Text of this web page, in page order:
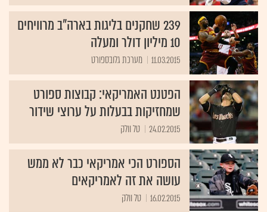
239 שחקנים בליגות בארה"ב מרוויחים
10 מיליון דולר ומעלה
11.03.2015 מערכת גלובספורט
הפטנט האמריקאי: קבוצות ספורט
שמחזיקות בבעלות על ערוצי שידור
24.02.2015 טל וולק
הספורט הכי אמריקאי כבר לא ממש
עושה את זה לאמריקאים
16.02.2015 טל וולק